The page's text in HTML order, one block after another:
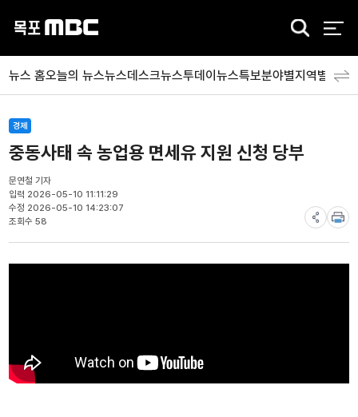
검
뉴스 홈오늘의 뉴스뉴스데스크뉴스투데이뉴스특보분야별지역별 뉴스
경제
중동사태 속 농업용 면세유 지원 신청 당부
문연철 기자
입력 2026-05-10 11:11:29
수정 2026-05-10 14:23:07
조회수 58